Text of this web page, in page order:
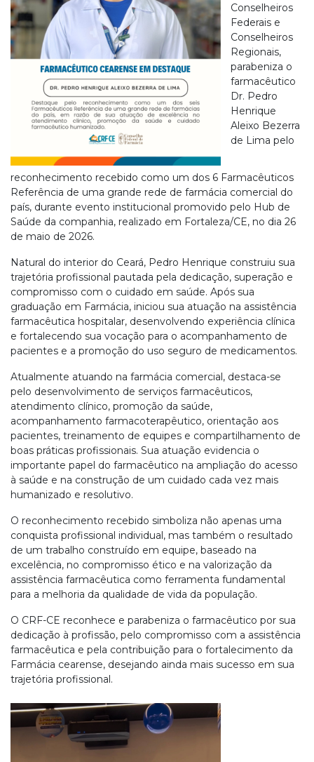
Conselheiros
Federais e
Conselheiros
Regionais,
parabeniza o
farmacêutico
Dr. Pedro
Henrique
Aleixo Bezerra
de Lima pelo
reconhecimento recebido como um dos 6 Farmacêuticos
Referência de uma grande rede de farmácia comercial do
país, durante evento institucional promovido pelo Hub de
Saúde da companhia, realizado em Fortaleza/CE, no dia 26
de maio de 2026.
Natural do interior do Ceará, Pedro Henrique construiu sua
trajetória profissional pautada pela dedicação, superação e
compromisso com o cuidado em saúde. Após sua
graduação em Farmácia, iniciou sua atuação na assistência
farmacêutica hospitalar, desenvolvendo experiência clínica
e fortalecendo sua vocação para o acompanhamento de
pacientes e a promoção do uso seguro de medicamentos.
Atualmente atuando na farmácia comercial, destaca-se
pelo desenvolvimento de serviços farmacêuticos,
atendimento clínico, promoção da saúde,
acompanhamento farmacoterapêutico, orientação aos
pacientes, treinamento de equipes e compartilhamento de
boas práticas profissionais. Sua atuação evidencia o
importante papel do farmacêutico na ampliação do acesso
à saúde e na construção de um cuidado cada vez mais
humanizado e resolutivo.
O reconhecimento recebido simboliza não apenas uma
conquista profissional individual, mas também o resultado
de um trabalho construído em equipe, baseado na
excelência, no compromisso ético e na valorização da
assistência farmacêutica como ferramenta fundamental
para a melhoria da qualidade de vida da população.
O CRF-CE reconhece e parabeniza o farmacêutico por sua
dedicação à profissão, pelo compromisso com a assistência
farmacêutica e pela contribuição para o fortalecimento da
Farmácia cearense, desejando ainda mais sucesso em sua
trajetória profissional.